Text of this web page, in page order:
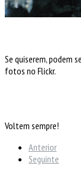
Se quiserem, podem
fotos no Flickr.
Voltem sempre!
Anterior
Seguinte